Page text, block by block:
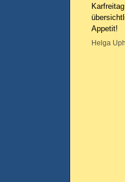
Appetit!
Helga